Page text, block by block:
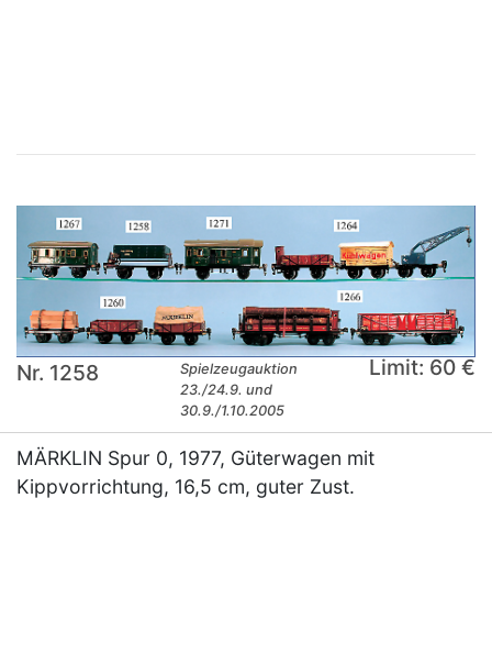
Nr. 1258
Spielzeugauktion
23./24.9. und
30.9./1.10.2005
Limit: 60 €
MÄRKLIN Spur 0, 1977, Güterwagen mit
Kippvorrichtung, 16,5 cm, guter Zust.